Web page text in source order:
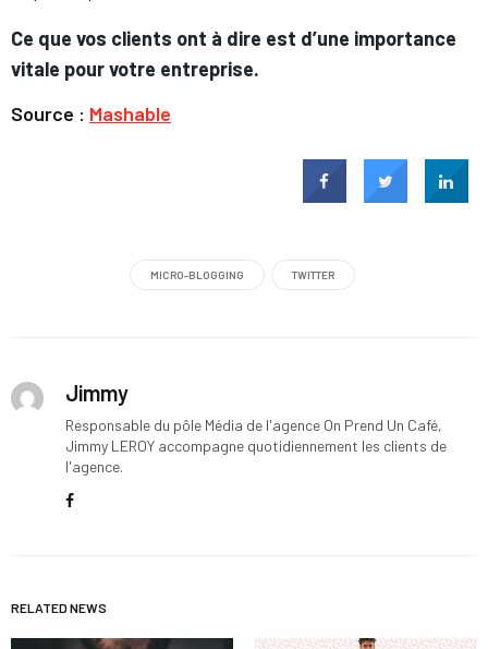
Ce que vos clients ont à dire est d’une importance
vitale pour votre entreprise.
Source : Mashable
MICRO-BLOGGING TWITTER
Jimmy
Responsable du pôle Média de l'agence On Prend Un Café,
Jimmy LEROY accompagne quotidiennement les clients de
l'agence.
RELATED NEWS